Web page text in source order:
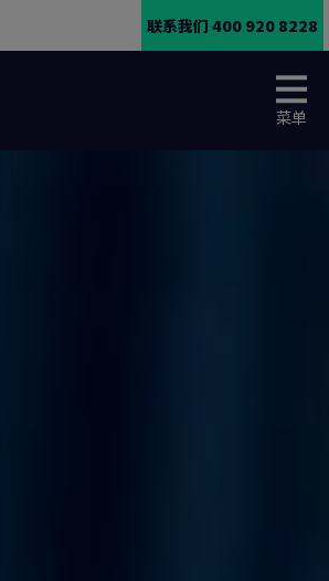
联系我们 400 920 8228
菜单